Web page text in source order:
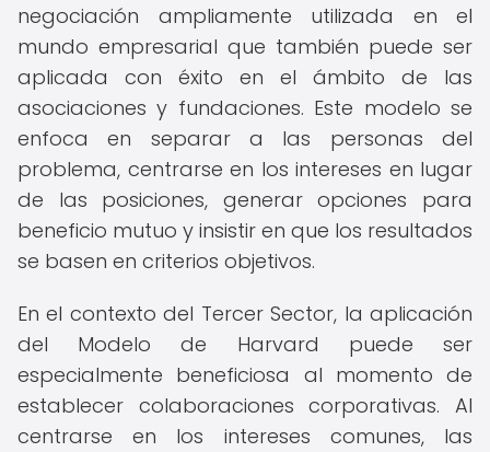
negociación ampliamente utilizada en el
mundo empresarial que también puede ser
aplicada con éxito en el ámbito de las
asociaciones y fundaciones. Este modelo se
enfoca en separar a las personas del
problema, centrarse en los intereses en lugar
de las posiciones, generar opciones para
beneficio mutuo y insistir en que los resultados
se basen en criterios objetivos.
En el contexto del Tercer Sector, la aplicación
del Modelo de Harvard puede ser
especialmente beneficiosa al momento de
establecer colaboraciones corporativas. Al
centrarse en los intereses comunes, las